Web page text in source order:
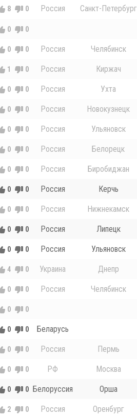
8 0 Россия Санкт-Петербург
0 0
0 0 Россия Челябинск
1 0 Россия Киржач
0 0 Россия Ухта
0 0 Россия Новокузнецк
0 0 Россия Ульяновск
0 0 Россия Белорецк
0 0 Россия Биробиджан
0 0 Россия Керчь
0 0 Россия Нижнекамск
0 0 Россия Липецк
0 0 Россия Ульяновск
4 0 Украина Днепр
0 0 Россия Челябинск
0 0
0 0 Беларусь
0 0 Россия Пермь
0 0 РФ Москва
0 0 Белоруссия Орша
2 0 Россия Оренбург